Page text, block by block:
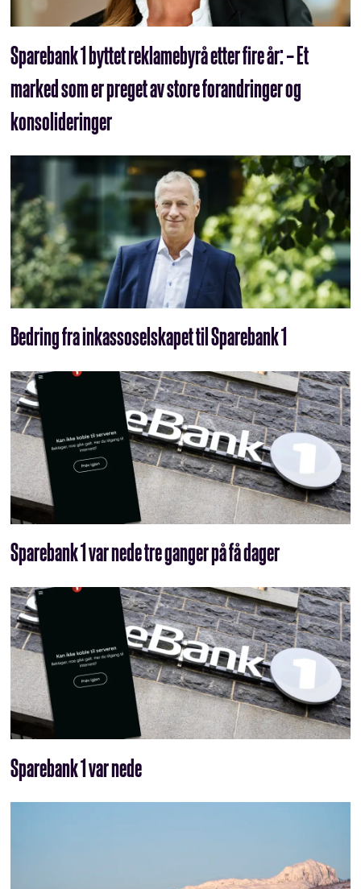
Sparebank 1 byttet reklamebyrå etter fire år: – Et
marked som er preget av store forandringer og
konsolideringer
Bedring fra inkasso­selskapet til Sparebank 1
Sparebank 1 var nede tre ganger på få dager
Sparebank 1 var nede